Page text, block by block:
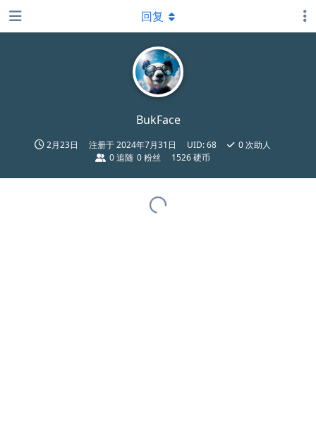
BukFace
2月23日 注册于2024年7月31日 UID:68 0 次助人
0追随 0粉丝 1526 硬币
回复